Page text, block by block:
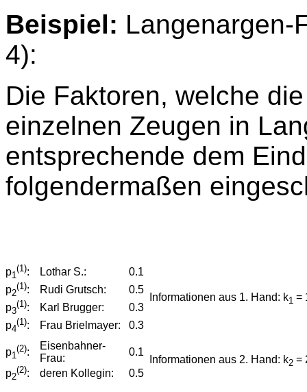
Beispiel: Langenargen-
4):
Die Faktoren, welche
einzelnen Zeugen in
entsprechende dem
folgendermaßen
p1
(1): Lothar S.:
0.1
p2
(1): Rudi Grutsch:
0.5
p3
(1): Karl Brugger:
0.3
p4
(1): Frau Brielmayer: 0.3
Informationen aus 1. Hand: k1 =
p1
(2):
Eisenbahner-
Frau:
0.1
p2
(2): deren Kollegin: 0.5
Informationen aus 2. Hand: k2 =